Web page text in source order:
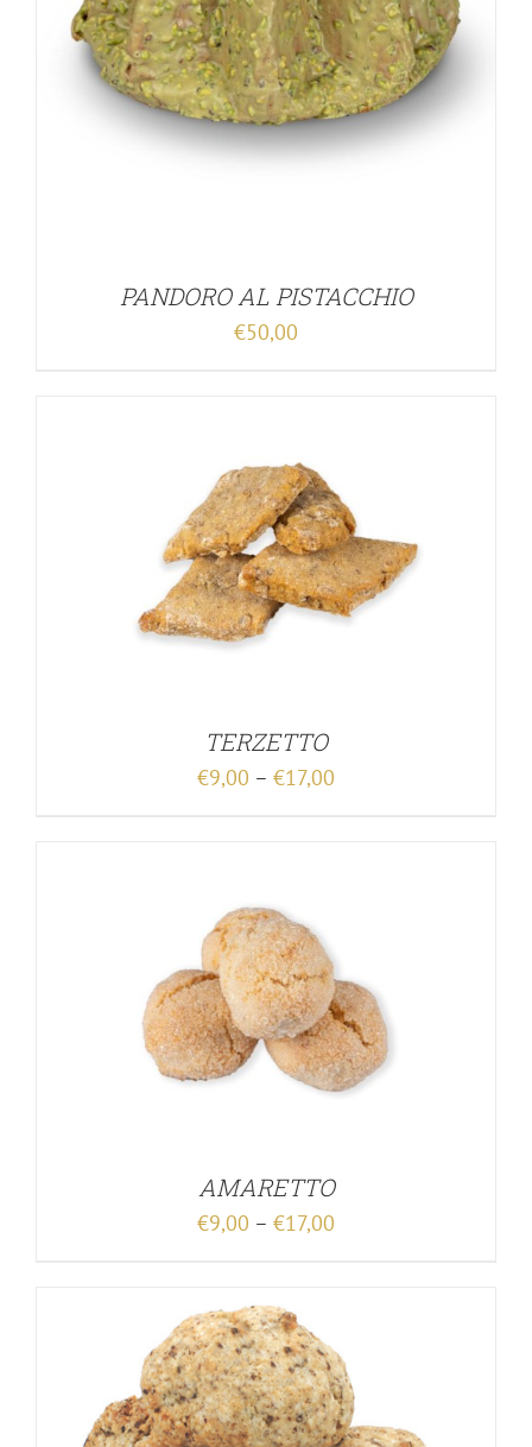
PANDORO AL PISTACCHIO
€50,00
TERZETTO
€9,00 – €17,00
AMARETTO
€9,00 – €17,00